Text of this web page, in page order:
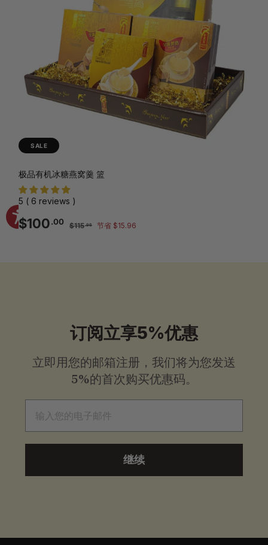
SALE
极品有机冰糖燕窝羹 篮
5 ( 6 reviews )
销
售
$100.00$100.00
常
$115.96$115.96
节省 $15.96
订阅立享5%优惠
立即用您的邮箱注册，我们将为您发送
5%的首次购买优惠码。
继续